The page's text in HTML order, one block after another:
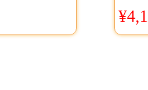
レ
税